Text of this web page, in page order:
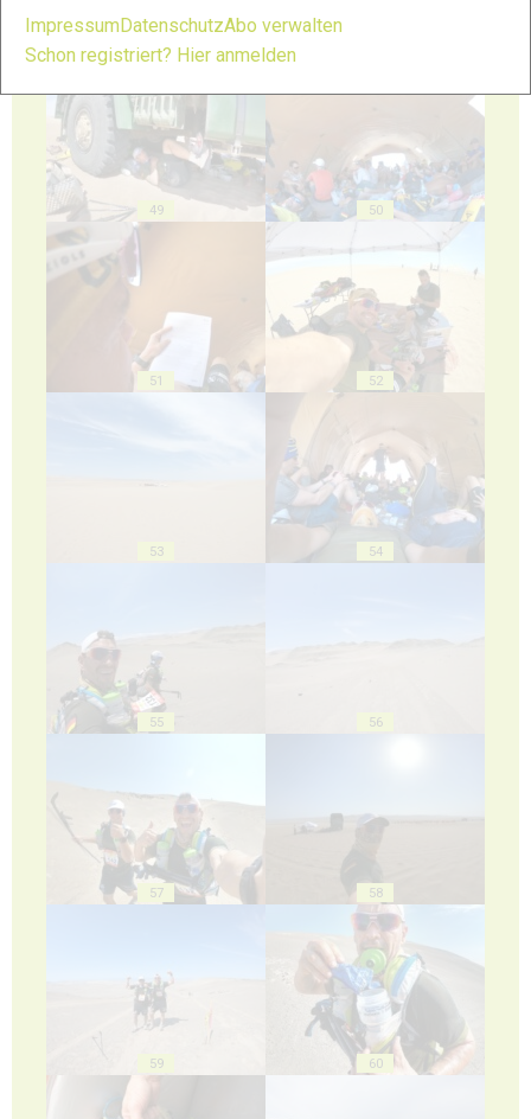
49 50
51 52
53 54
55 56
57 58
59 60
Impressum DatenschutzAbo verwalten
Schon registriert? Hier anmelden